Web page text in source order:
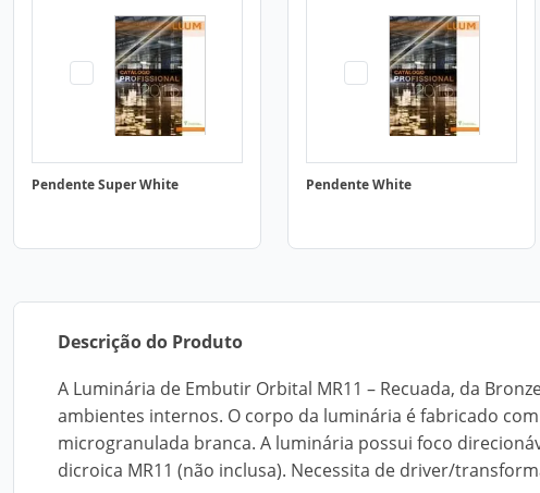
Pendente Super White Pendente White
Descrição do Produto
A Luminária de Embutir Orbital MR11 – Recuada, da
ambientes internos. O corpo da luminária é fabricado
microgranulada branca. A luminária possui foco
dicroica MR11 (não inclusa). Necessita de driver/